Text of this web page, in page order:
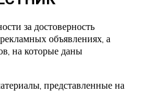
за достоверность
объявлениях, а
на которые даны
представленные на